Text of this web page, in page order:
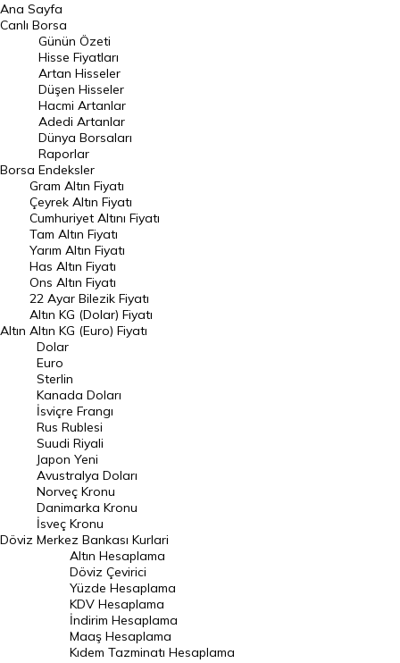
BIST 100 Hisseleri
En Çok Artan Hisseler
En Çok Düşen Hisseler
Hacmi Artanlar
Geçmiş Kapanışlar
Dünya Borsaları
Raporlar
Endeksler
DÖVİZ
Döviz Kuru
Dolar Kuru
Euro Kuru
Pound Kuru
Frank Kuru
Riyal Kuru
Avustralya Doları
Danimarka Kronu Kuru
Kanada Doları Kuru
Norveç Kronu Kuru
İsveç Kronu Kuru
Japon Yeni Kuru
Serbest Piyasa Döviz Kurları
Merkez Bankası Döviz Kurları
Ana Sayfa
Canlı Borsa
Borsa
Günün Özeti
Hisse Fiyatları
Artan Hisseler
Düşen Hisseler
Hacmi Artanlar
Adedi Artanlar
Dünya Borsaları
Raporlar
Endeksler
Altın
Gram Altın Fiyatı
Çeyrek Altın Fiyatı
Cumhuriyet Altını Fiyatı
Tam Altın Fiyatı
Yarım Altın Fiyatı
Has Altın Fiyatı
Ons Altın Fiyatı
22 Ayar Bilezik Fiyatı
Altın KG (Dolar) Fiyatı
Altın KG (Euro) Fiyatı
Döviz
Dolar
Euro
Sterlin
Kanada Doları
İsviçre Frangı
Rus Rublesi
Suudi Riyali
Japon Yeni
Avustralya Doları
Norveç Kronu
Danimarka Kronu
İsveç Kronu
Merkez Bankası Kurlari
Altın Hesaplama
Döviz Çevirici
Yüzde Hesaplama
KDV Hesaplama
İndirim Hesaplama
Maaş Hesaplama
Kıdem Tazminatı Hesaplama